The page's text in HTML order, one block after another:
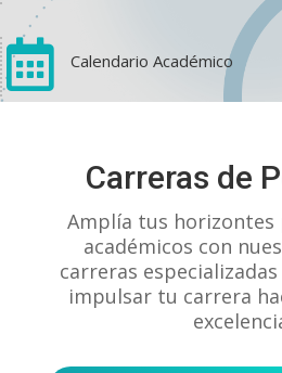
1 0
 Calendario Académico
Carreras de
Amplía tus horizontes
académicos con
carreras
impulsar tu carrera